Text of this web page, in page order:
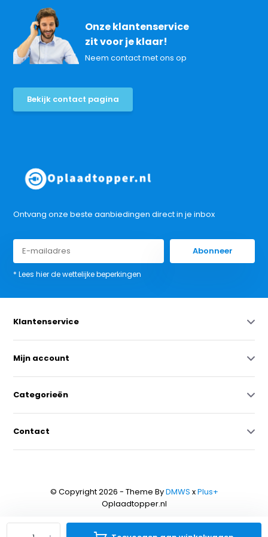
Onze klantenservice
zit voor je klaar!
Neem contact met ons op
Bekijk contact pagina
Ontvang onze beste aanbiedingen direct in je inbox
Abonneer
* Lees hier de wettelijke beperkingen
Klantenservice
Mijn account
Categorieën
Contact
© Copyright 2026 - Theme ByDMWS xPlus+
Oplaadtopper.nl